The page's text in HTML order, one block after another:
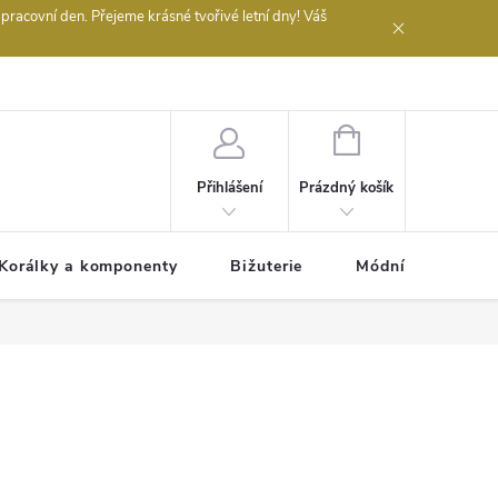
den. Přejeme krásné tvořivé letní dny! Váš
Přihlášení
NÁKUPNÍ
Prázdný košík
Korálky a komponenty Bižuterie Módní doplňky